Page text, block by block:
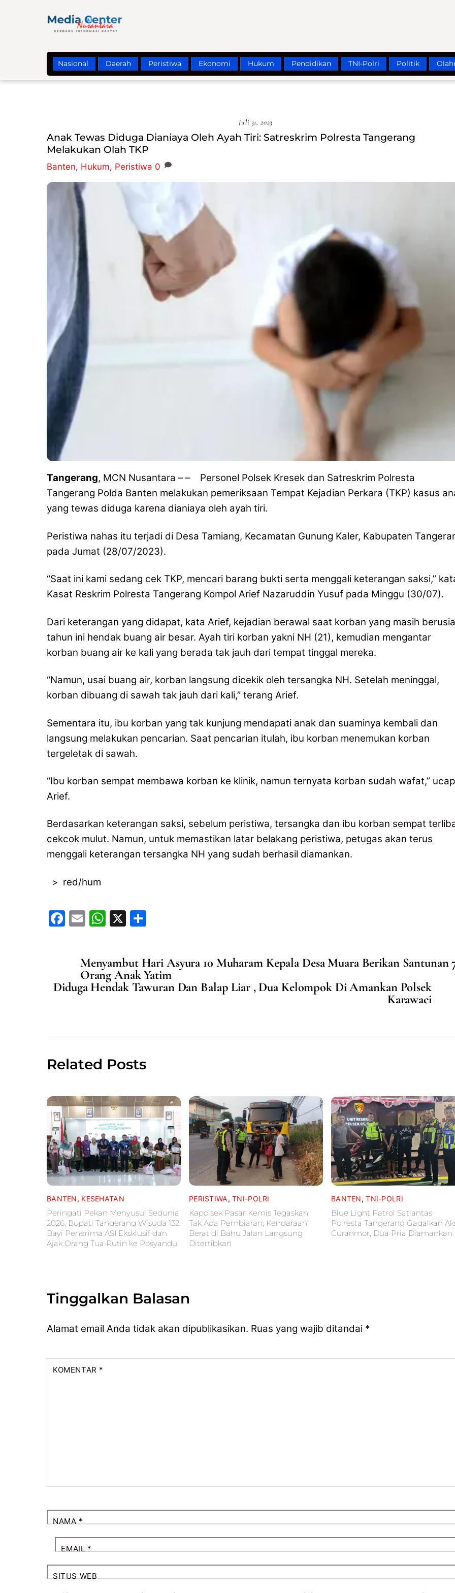
Nasional Daerah Peristiwa Ekonomi Hukum Pendidikan TNI-Polri Politik
Juli 31, 2023
Anak Tewas Diduga Dianiaya Oleh Ayah Tiri: Satreskrim Polresta Tangerang
Melakukan Olah TKP
Banten, Hukum, Peristiwa 0
Tangerang, MCN Nusantara – – Personel Polsek Kresek dan Satreskrim Polresta
Tangerang Polda Banten melakukan pemeriksaan Tempat Kejadian Perkara (TKP) kasus
yang tewas diduga karena dianiaya oleh ayah tiri.
Peristiwa nahas itu terjadi di Desa Tamiang, Kecamatan Gunung Kaler, Kabupaten
pada Jumat (28/07/2023).
“Saat ini kami sedang cek TKP, mencari barang bukti serta menggali keterangan saksi,”
Kasat Reskrim Polresta Tangerang Kompol Arief Nazaruddin Yusuf pada Minggu (30/07).
Dari keterangan yang didapat, kata Arief, kejadian berawal saat korban yang masih
tahun ini hendak buang air besar. Ayah tiri korban yakni NH (21), kemudian mengantar
korban buang air ke kali yang berada tak jauh dari tempat tinggal mereka.
“Namun, usai buang air, korban langsung dicekik oleh tersangka NH. Setelah meninggal,
korban dibuang di sawah tak jauh dari kali,” terang Arief.
Sementara itu, ibu korban yang tak kunjung mendapati anak dan suaminya kembali dan
langsung melakukan pencarian. Saat pencarian itulah, ibu korban menemukan korban
tergeletak di sawah.
“Ibu korban sempat membawa korban ke klinik, namun ternyata korban sudah wafat,” ucap
Arief.
Berdasarkan keterangan saksi, sebelum peristiwa, tersangka dan ibu korban sempat
cekcok mulut. Namun, untuk memastikan latar belakang peristiwa, petugas akan terus
menggali keterangan tersangka NH yang sudah berhasil diamankan.
> red/hum
F
b
E
l
W
s
A
X
e
Menyambut Hari Asyura 10 Muharam Kepala Desa Muara Berikan Santunan
Orang Anak Yatim
Diduga Hendak Tawuran Dan Balap Liar , Dua Kelompok Di Amankan Polsek
Karawaci
Related Posts
BANTEN, KESEHATAN
Peringati Pekan Menyusui Sedunia
2026, Bupati Tangerang Wisuda 132
Bayi Penerima ASI Eksklusif dan
Ajak Orang Tua Rutin ke Posyandu
PERISTIWA,TNI-POLRI
Kapolsek Pasar Kemis Tegaskan
Tak Ada Pembiaran, Kendaraan
Berat di Bahu Jalan Langsung
Ditertibkan
BANTEN,TNI-POLRI
Blue Light Patrol Satlantas
Polresta Tangerang Gagalkan
Curanmor, Dua Pria Diamankan
Tinggalkan Balasan
Alamat email Anda tidak akan dipublikasikan. Ruas yang wajib ditandai *
KOMENTAR *
NAMA *
EMAIL *
SITUS WEB